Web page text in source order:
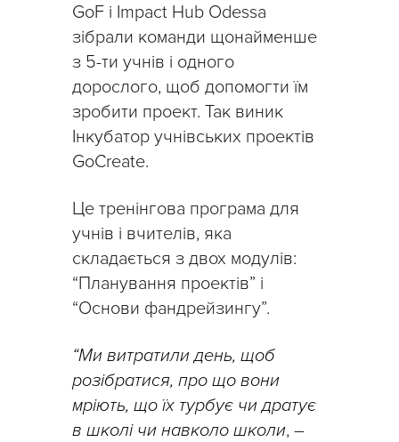
GoF і Impact Hub Odessa
зібрали команди щонайменше
з 5-ти учнів і одного
дорослого, щоб допомогти їм
зробити проект. Так виник
Інкубатор учнівських проектів
GoCreate.
Це тренінгова програма для
учнів і вчителів, яка
складається з двох модулів:
“Планування проектів” і
“Основи фандрейзингу”.
“Ми витратили день, щоб
розібратися, про що вони
мріють, що їх турбує чи дратує
в школі чи навколо школи, –